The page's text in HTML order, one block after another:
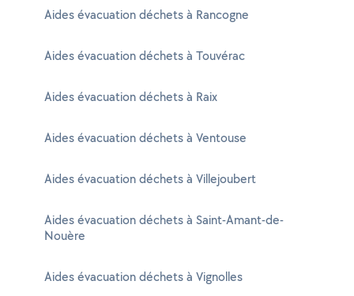
Aides évacuation déchets à Rancogne
Aides évacuation déchets à Touvérac
Aides évacuation déchets à Raix
Aides évacuation déchets à Ventouse
Aides évacuation déchets à Villejoubert
Aides évacuation déchets à Saint-Amant-de-
Nouère
Aides évacuation déchets à Vignolles